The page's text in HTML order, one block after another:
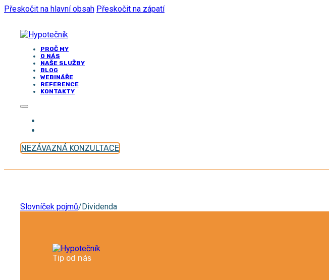
Přeskočit na hlavní obsah Přeskočit na zápatí
PROČ MY
O NÁS
NAŠE SLUŽBY
BLOG
WEBINÁŘE
REFERENCE
KONTAKTY
NEZÁVAZNÁ KONZULTACE
Slovníček pojmů/Dividenda
Tip od nás